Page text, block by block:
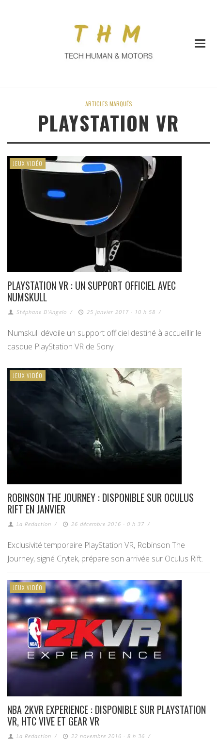
ARTICLES MARQUÉS
PLAYSTATION VR
JEUX VIDÉO
PLAYSTATION VR : UN SUPPORT OFFICIEL AVEC
NUMSKULL
Stéphane D'Angelo / 25 janvier 2017 - 10 h 58 /
Numskull dévoile un support officiel destiné à accueillir le
casque PlayStation VR de Sony.
JEUX VIDÉO
ROBINSON THE JOURNEY : DISPONIBLE SUR OCULUS
RIFT EN JANVIER
La Redaction / 26 décembre 2016 - 0 h 37 /
Exclusivité temporaire PlayStation VR, Robinson The
Journey, signé Crytek, prépare son arrivée sur Oculus Rift.
JEUX VIDÉO
NBA 2KVR EXPERIENCE : DISPONIBLE SUR PLAYSTATION
VR, HTC VIVE ET GEAR VR
La Redaction / 22 novembre 2016 - 8 h 36 /